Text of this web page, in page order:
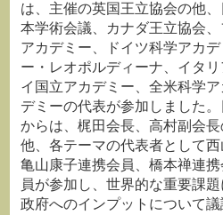
は、主催の英国王立協会の他、
本学術会議、カナダ王立協会
アカデミー、ドイツ科学アカデ
ー・レオポルディーナ、イタリ
イ国立アカデミー、全米科学ア
デミーの代表が参加しました
からは、梶田会長、高村副会長
他、各テーマの代表者として西
亀山康子連携会員、橋本禅連携
員が参加し、世界的な重要課
政府へのインプットについて議